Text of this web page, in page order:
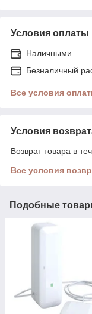
Условия оплаты
Наличными
Безналичный
Все условия
Условия
Возврат товара в
Все условия
Подобные